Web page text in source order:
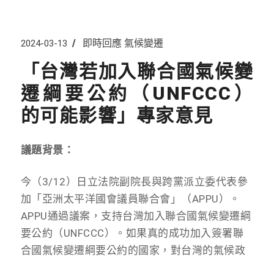
2024-03-13 即時回應 氣候變遷
「台灣若加入聯合國氣候變
遷綱要公約（UNFCCC）
的可能影響」專家意見
議題背景：
今（3/12）日立法院副院長與跨黨派立委代表參
加「亞洲太平洋國會議員聯合會」（APPU）。
APPU通過議案，支持台灣加入聯合國氣候變遷綱
要公約（UNFCCC）。如果真的成功加入簽署聯
合國氣候變遷綱要公約的國家，對台灣的氣候政